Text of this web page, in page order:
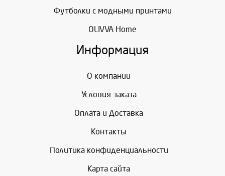
Футболки с модными принтами
OLIVVA Home
Информация
О компании
Условия заказа
Оплата и Доставка
Контакты
Политика конфиденциальности
Карта сайта